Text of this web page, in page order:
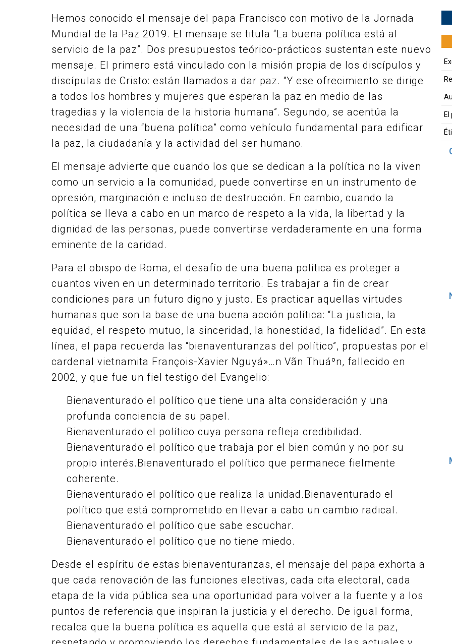
Hemos conocido el mensaje del papa Francisco con motivo de la Jornada
Mundial de la Paz 2019. El mensaje se titula “La buena política está al
servicio de la paz”. Dos presupuestos teórico-prácticos sustentan este nuevo
mensaje. El primero está vinculado con la misión propia de los discípulos y
discípulas de Cristo: están llamados a dar paz. “Y ese ofrecimiento se dirige
a todos los hombres y mujeres que esperan la paz en medio de las
tragedias y la violencia de la historia humana”. Segundo, se acentúa la
necesidad de una “buena política” como vehículo fundamental para edificar
la paz, la ciudadanía y la actividad del ser humano.
El mensaje advierte que cuando los que se dedican a la política no la viven
como un servicio a la comunidad, puede convertirse en un instrumento de
opresión, marginación e incluso de destrucción. En cambio, cuando la
política se lleva a cabo en un marco de respeto a la vida, la libertad y la
dignidad de las personas, puede convertirse verdaderamente en una forma
eminente de la caridad.
Para el obispo de Roma, el desafío de una buena política es proteger a
cuantos viven en un determinado territorio. Es trabajar a fin de crear
condiciones para un futuro digno y justo. Es practicar aquellas virtudes
humanas que son la base de una buena acción política: “La justicia, la
equidad, el respeto mutuo, la sinceridad, la honestidad, la fidelidad”. En esta
línea, el papa recuerda las “bienaventuranzas del político”, propuestas por el
cardenal vietnamita François-Xavier Nguyá»…n Vãn Thuáº­n, fallecido en
2002, y que fue un fiel testigo del Evangelio:
Bienaventurado el político que tiene una alta consideración y una
profunda conciencia de su papel.
Bienaventurado el político cuya persona refleja credibilidad.
Bienaventurado el político que trabaja por el bien común y no por su
propio interés.Bienaventurado el político que permanece fielmente
coherente.
Bienaventurado el político que realiza la unidad.Bienaventurado el
político que está comprometido en llevar a cabo un cambio radical.
Bienaventurado el político que sabe escuchar.
Bienaventurado el político que no tiene miedo.
Desde el espíritu de estas bienaventuranzas, el mensaje del papa exhorta a
que cada renovación de las funciones electivas, cada cita electoral, cada
etapa de la vida pública sea una oportunidad para volver a la fuente y a los
puntos de referencia que inspiran la justicia y el derecho. De igual forma,
recalca que la buena política es aquella que está al servicio de la paz,